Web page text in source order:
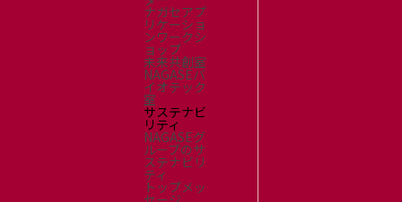
ナガセアプ
リケーショ
ンワークシ
ョップ
未来共創室
NAGASEバ
イオテック
室
サステナビ
リティ
NAGASEグ
ループのサ
ステナビリ
ティ
トップメッ